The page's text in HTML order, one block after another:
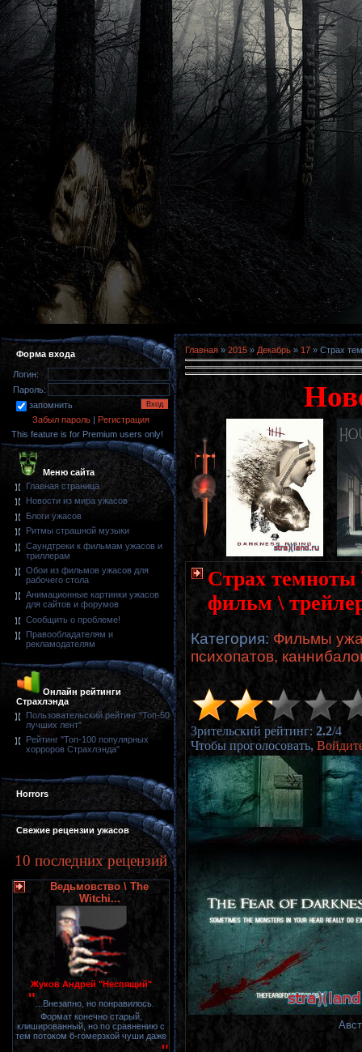
Форма входа
Логин:
Пароль:
запомнить
Забыл пароль | Регистрация
This feature is for Premium users only!
Меню сайта
Главная страница
Новости из мира ужасов
Блоги ужасов
Ритмы страшной музыки
Саундтреки к фильмам ужасов и
триллерам
Обои из фильмов ужасов для
рабочего стола
Анимационные картинки ужасов
для сайтов и форумов
Сообщить о проблеме!
Правообладателям и
рекламодателям
Онлайн рейтинги
Страхлэнда
Пользовательский рейтинг "Топ-50
лучших лент"
Рейтинг "Топ-100 популярных
хорроров Страхлэнда"
Horrors
Свежие рецензии ужасов
10 последних рецензий
Ведьмовство \ The
Witchi...
Жуков Андрей "Неспящий"
" ...Внезапно, но понравилось.
Формат конечно старый,
клишированный, но по сравнению с
тем потоком б-гомерзкой чуши даже
Главная » 2015 » Декабрь » 17 » Страх
Страх темноты
фильм \
Категория: Фильмы
психопатов,
Зрительский рейтинг: 2.2/4
Чтобы проголосовать,